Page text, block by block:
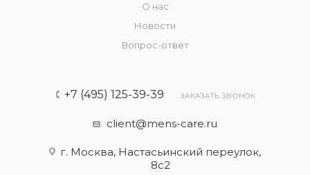
О нас
Новости
Вопрос-ответ
+7 (495) 125-39-39 ЗАКАЗАТЬ ЗВОНОК
client@mens-care.ru
г. Москва, Настасьинский переулок,
8с2